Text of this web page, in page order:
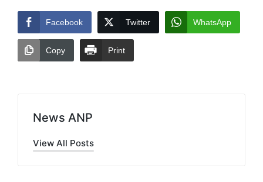
Facebook Twitter WhatsApp
Copy Print
News ANP
View All Posts